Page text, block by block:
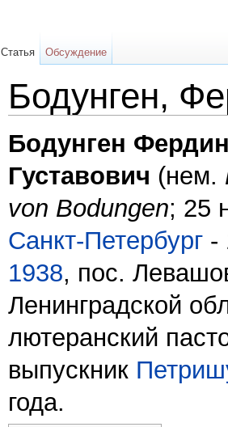
Бодунген,
Бодунген
Густавович (нем.
von Bodungen; 25
Санкт-Петербург -
1938, пос.
Ленинградской
лютеранский
выпускник
года.
Статья Обсуждение